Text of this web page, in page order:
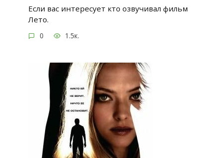
Если вас интересует кто озвучивал фильм
Лето.
0 1.5к.